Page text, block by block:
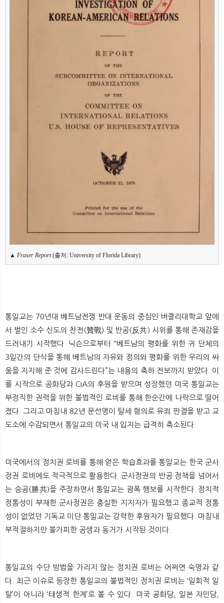
▲ Fraser Report (출처: University of Florida Library)
통일교는 70년대 베트남전쟁 반대 운동의 중심인 버클리대학교 앞에
서 벌인 소수 신도의 찬전(贊戰) 및 반공(反共) 시위를 통해 존재감을
드러내기 시작했다. 닉슨으로부터 “베트남의 평화를 위한 귀 단체의
3일간의 단식을 통해 베트남의 자유와 정의와 평화를 위한 우리의 싸
움을 지지해 준 것에 감사드린다”는 내용의 축하 전보까지 받았다. 이
를 시작으로 공화당과 CIA의 후원을 받으며 성장했던 미국 통일교는
부정직한 권력을 위한 불법적인 로비를 통해 한순간에 나락으로 떨어
졌다. 그리고 마침내 82년 문선명이 탈세 혐의로 유죄 판결을 받고 교
도소에 수감되면서 통일교의 미국 내 입지는 급격히 축소된다.
미국에서의 정치권 로비를 통해 얻은 학습효과를 통일교는 한국 군사
정권 로비에도 적극적으로 활용한다. 군사정권의 반공 정책을 넘어서
는 승공(勝共)을 주장하면서 통일교는 광폭 행보를 시작한다. 정치적
정통성이 부재한 군사정권은 충실한 지지자가 필요했고 종교적 정통
성이 없었던 기독교 이단 통일교는 강력한 후원자가 필요했다. 마침내
부적절하지만 불가피한 공생과 동거가 시작된 것이다.
통일교의 수단 방법을 가리지 않는 정치권 로비는 어쩌면 숙명과 같
다. 최근 이슈로 등장한 통일교의 불법적인 정치권 로비는 ‘일회적 일
탈’이 아니라 ‘태생적 한계’로 볼 수 있다. 미국 공화당, 일본 자민당,